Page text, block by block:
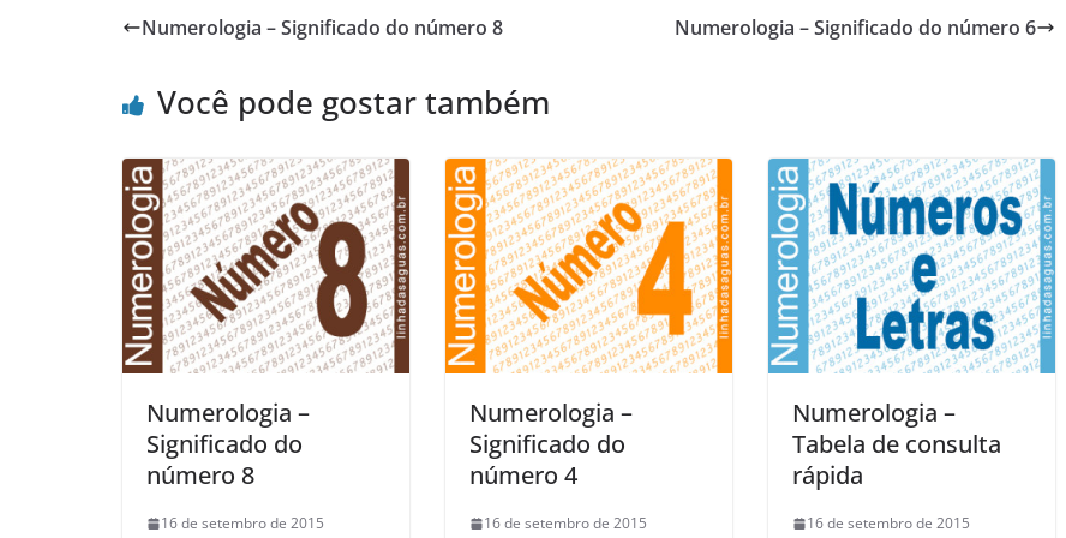
Numerologia – Significado do número 8 Numerologia – Significado do número 6
Você pode gostar também
Numerologia –
Significado do
número 8
16 de setembro de 2015
Numerologia –
Significado do
número 4
16 de setembro de 2015
Numerologia –
Tabela de consulta
rápida
16 de setembro de 2015